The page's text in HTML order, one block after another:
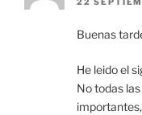
22
Buenas
He leido el
No todas